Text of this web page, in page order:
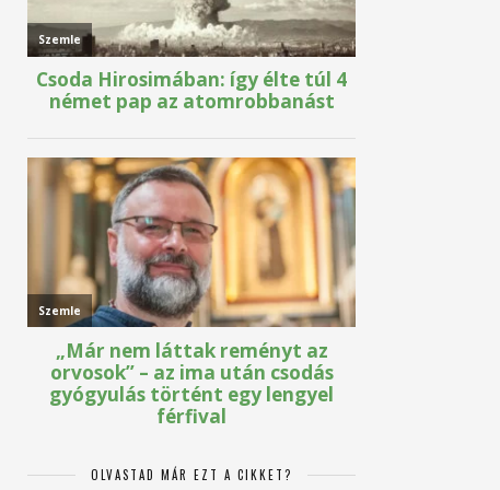
OLVASTAD MÁR EZT A CIKKET?